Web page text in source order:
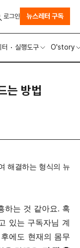
실행도구 O'story
로그인 뉴스레터 구독
는 방법
해결하는 형식의 뉴
하는 것 같아요. 혹
있는 구독자님 계
에도 현재의 몸무